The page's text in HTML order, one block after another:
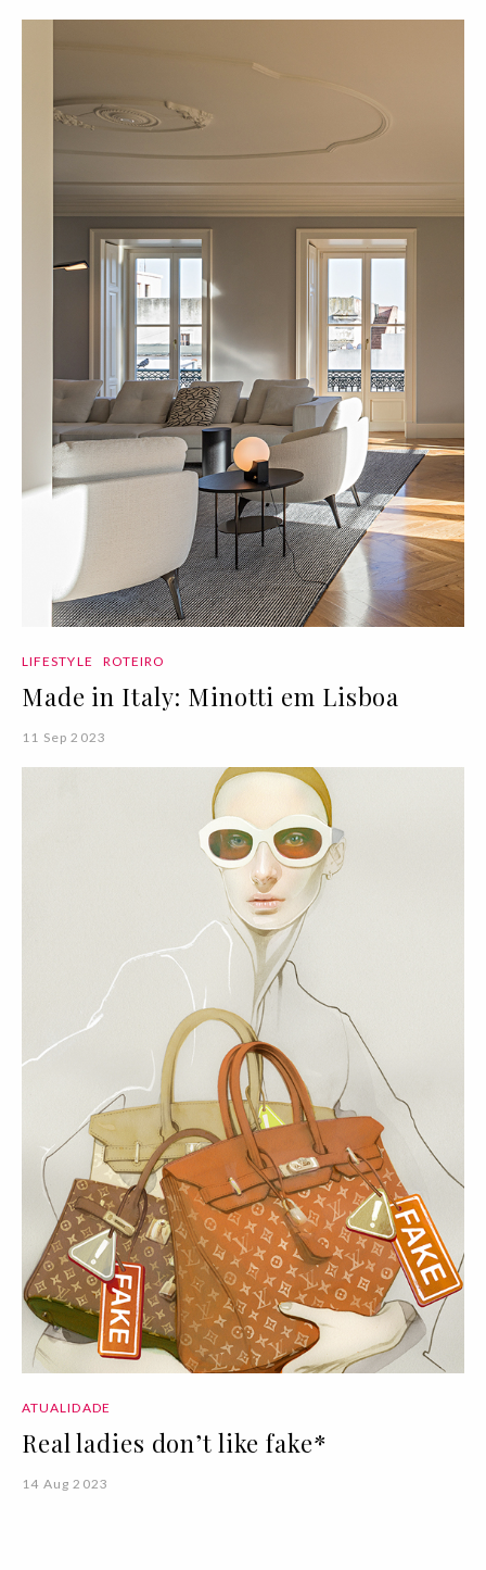
LIFESTYLE ROTEIRO
Made in Italy: Minotti em Lisboa
11 Sep 2023
ATUALIDADE
Real ladies don’t like fake*
14 Aug 2023